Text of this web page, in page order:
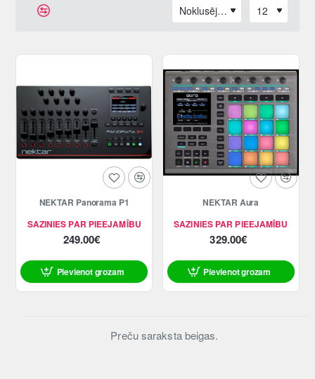
SAZINIES PAR PIEEJAMĪBU
NEKTAR Panorama P1
249.00€
Pievienot grozam
SAZINIES PAR PIEEJAMĪBU
NEKTAR Aura
329.00€
Pievienot grozam
Preču saraksta beigas.